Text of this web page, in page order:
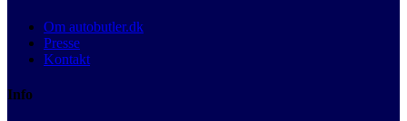
Om autobutler.dk
Presse
Kontakt
Info